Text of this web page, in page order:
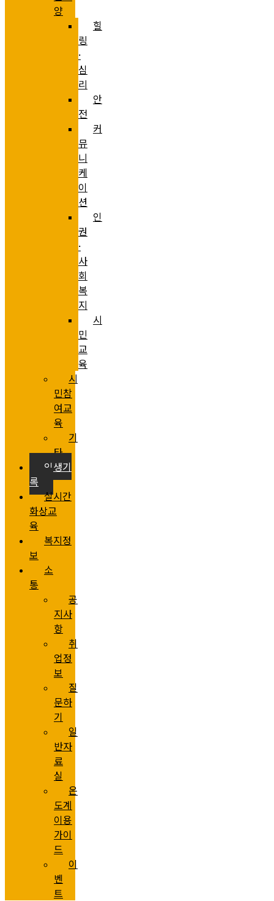
양
힐
링
·
심
리
안
전
커
뮤
니
케
이
션
인
권
·
사
회
복
지
시
민
교
육
시
민참
여교
육
기
타
인생기
록
실시간
화상교
육
복지정
보
소
통
공
지사
항
취
업정
보
질
문하
기
일
반자
료
실
온
도계
이용
가이
드
이
벤
트